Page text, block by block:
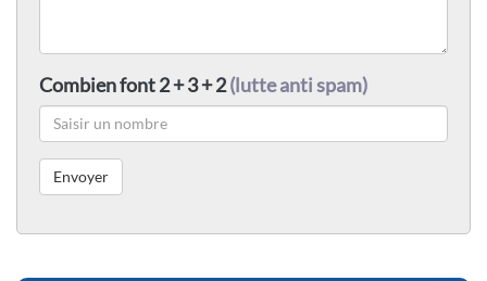
Combien font 2 + 3 + 2(lutte anti spam)